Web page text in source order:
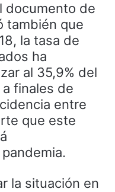
documento de
también que
la tasa de
ha
al 35,9% del
finales de
entre
que este
la situación en